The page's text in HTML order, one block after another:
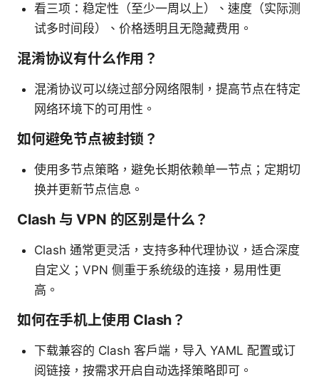
看三项：稳定性（至少一周以上）、速度（实际测
试多时间段）、价格透明且无隐藏费用。
混淆协议有什么作用？
混淆协议可以绕过部分网络限制，提高节点在特定
网络环境下的可用性。
如何避免节点被封锁？
使用多节点策略，避免长期依赖单一节点；定期切
换并更新节点信息。
Clash 与 VPN 的区别是什么？
Clash 通常更灵活，支持多种代理协议，适合深度
自定义；VPN 侧重于系统级的连接，易用性更
高。
如何在手机上使用 Clash？
下载兼容的 Clash 客户端，导入 YAML 配置或订
阅链接，按需求开启自动选择策略即可。